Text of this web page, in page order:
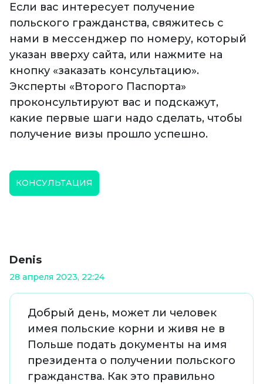
Если вас интересует получение
польского гражданства, свяжитесь с
нами в мессенджер по номеру, который
указан вверху сайта, или нажмите на
кнопку «заказать консультацию».
Эксперты «Второго Паспорта»
проконсультируют вас и подскажут,
какие первые шаги надо сделать, чтобы
получение визы прошло успешно.
КОНСУЛЬТАЦИЯ
Denis
28 апреля 2023, 22:24
Добрый день, может ли человек
имея польские корни и живя не в
Польше подать документы на имя
президента о получении польского
гражданства. Как это правильно